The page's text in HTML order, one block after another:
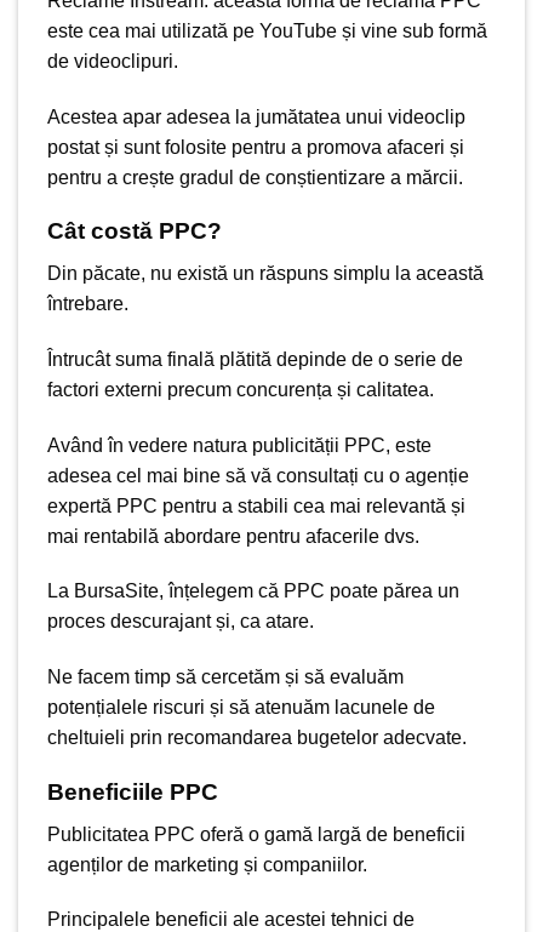
este cea mai utilizată pe YouTube și vine sub formă
de videoclipuri.
Acestea apar adesea la jumătatea unui videoclip
postat și sunt folosite pentru a promova afaceri și
pentru a crește gradul de conștientizare a mărcii.
Cât costă PPC?
Din păcate, nu există un răspuns simplu la această
întrebare.
Întrucât suma finală plătită depinde de o serie de
factori externi precum concurența și calitatea.
Având în vedere natura publicității PPC, este
adesea cel mai bine să vă consultați cu o agenție
expertă PPC pentru a stabili cea mai relevantă și
mai rentabilă abordare pentru afacerile dvs.
La BursaSite, înțelegem că PPC poate părea un
proces descurajant și, ca atare.
Ne facem timp să cercetăm și să evaluăm
potențialele riscuri și să atenuăm lacunele de
cheltuieli prin recomandarea bugetelor adecvate.
Beneficiile PPC
Publicitatea PPC oferă o gamă largă de beneficii
agenților de marketing și companiilor.
Principalele beneficii ale acestei tehnici de